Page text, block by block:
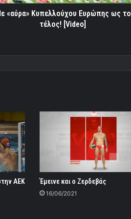
«αύρα» Κυπελλούχου Ευρώπης ως το
τέλος! [Video]
ΑΕΚ Έμεινε και ο Ζερδεβάς
16/06/2021